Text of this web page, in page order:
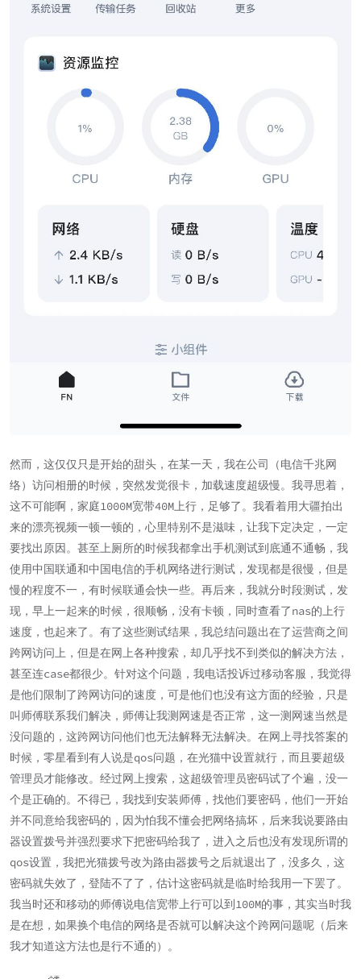
然而，这仅仅只是开始的甜头，在某一天，我在公司（电信千兆网
络）访问相册的时候，突然发觉很卡，加载速度超级慢。我寻思着，
这不可能啊，家庭1000M宽带40M上行，足够了。我看着用大疆拍出
来的漂亮视频一顿一顿的，心里特别不是滋味，让我下定决定，一定
要找出原因。甚至上厕所的时候我都拿出手机测试到底通不通畅，我
使用中国联通和中国电信的手机网络进行测试，发现都是很慢，但是
慢的程度不一，有时候联通会快一些。再后来，我就分时段测试，发
现，早上一起来的时候，很顺畅，没有卡顿，同时查看了nas的上行
速度，也起来了。有了这些测试结果，我总结问题出在了运营商之间
跨网访问上，但是在网上各种搜索，却几乎找不到类似的解决方法，
甚至连case都很少。针对这个问题，我电话投诉过移动客服，我觉得
是他们限制了跨网访问的速度，可是他们也没有这方面的经验，只是
叫师傅联系我们解决，师傅让我测网速是否正常，这一测网速当然是
没问题的，这跨网访问他们也无法解释无法解决。在网上寻找答案的
时候，零星看到有人说是qos问题，在光猫中设置就行，而且要超级
管理员才能修改。经过网上搜索，这超级管理员密码试了个遍，没一
个是正确的。不得已，我找到安装师傅，找他们要密码，他们一开始
并不同意给我密码的，因为怕我不懂会把网络搞坏，后来我说要路由
器设置拨号并强烈要求下把密码给我了，进入之后也没有发现所谓的
qos设置，我把光猫拨号改为路由器拨号之后就退出了，没多久，这
密码就失效了，登陆不了了，估计这密码就是临时给我用一下罢了。
我当时还和移动的师傅说电信宽带上行可以到100M的事，其实当时我
是在想，如果换个电信的网络是否就可以解决这个跨网问题呢（后来
我才知道这方法也是行不通的）。